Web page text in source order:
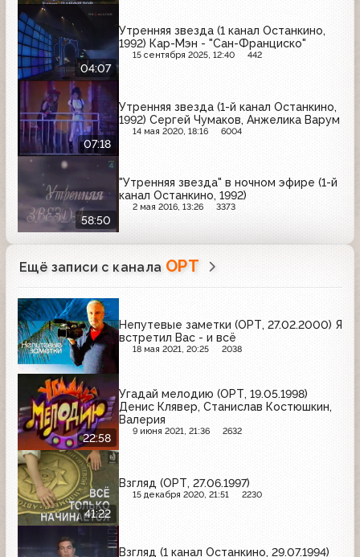
04:07
Утренняя звезда (1 канал Останкино,
1992) Кар-Мэн - "Сан-Франциско"
15 сентября 2025, 12:40 442
07:18
Утренняя звезда (1-й канал Останкино,
1992) Сергей Чумаков, Анжелика Варум
14 мая 2020, 18:16 6004
58:50
"Утренняя звезда" в ночном эфире (1-й
канал Останкино, 1992)
2 мая 2016, 13:26 3373
Ещё записи с канала ОРТ
Непутевые заметки (ОРТ, 27.02.2000) Я
встретил Вас - и всё
18 мая 2021, 20:25 2038
22:58
Угадай мелодию (ОРТ, 19.05.1998)
Денис Клявер, Станислав Костюшкин,
Валерия
9 июня 2021, 21:36 2632
41:22
Взгляд (ОРТ, 27.06.1997)
15 декабря 2020, 21:51 2230
Взгляд (1 канал Останкино, 29.07.1994)